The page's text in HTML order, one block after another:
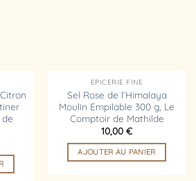
EPICERIE FINE
Sel Rose de l’Himalaya
Moulin Empilable 300 g, Le
Comptoir de Mathilde
10,00 €
AJOUTER AU PANIER